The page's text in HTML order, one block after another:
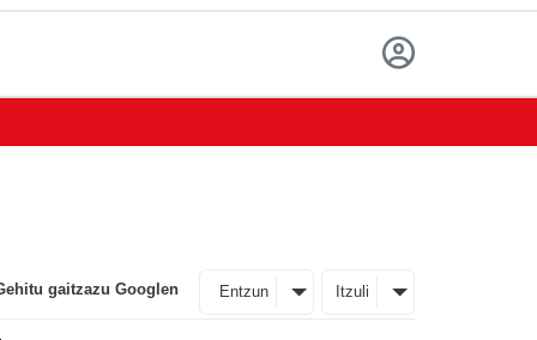
gaitzazu Googlen Entzun Itzuli